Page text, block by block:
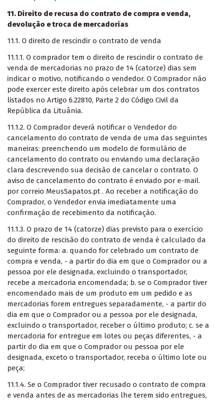
11. Direito de recusa do contrato de compra e venda,
devolução e troca de mercadorias
11.1. O direito de rescindir o contrato de venda
11.1.1. O comprador tem o direito de rescindir o contrato de
venda de mercadorias no prazo de 14 (catorze) dias sem
indicar o motivo, notificando o vendedor. O Comprador não
pode exercer este direito após celebrar um dos contratos
listados no Artigo 6.22810, Parte 2 do Código Civil da
República da Lituânia.
11.1.2. O Comprador deverá notificar o Vendedor do
cancelamento do contrato de venda de uma das seguintes
maneiras: preenchendo um modelo de formulário de
cancelamento do contrato ou enviando uma declaração
clara descrevendo sua decisão de cancelar o contrato. O
aviso de cancelamento do contrato é enviado por e-mail.
por correio MeusSapatos.pt . Ao receber a notificação do
Comprador, o Vendedor envia imediatamente uma
confirmação de recebimento da notificação.
11.1.3. O prazo de 14 (catorze) dias previsto para o exercício
do direito de rescisão do contrato de venda é calculado da
seguinte forma: a. quando for celebrado um contrato de
compra e venda, - a partir do dia em que o Comprador ou a
pessoa por ele designada, excluindo o transportador,
recebe a mercadoria encomendada; b. se o Comprador tiver
encomendado mais de um produto em um pedido e as
mercadorias forem entregues separadamente, - a partir do
dia em que o Comprador ou a pessoa por ele designada,
excluindo o transportador, receber o último produto; c. se a
mercadoria for entregue em lotes ou peças diferentes, - a
partir do dia em que o Comprador ou pessoa por ele
designada, exceto o transportador, receba o último lote ou
peça;
11.1.4. Se o Comprador tiver recusado o contrato de compra
e venda antes de as mercadorias lhe terem sido entregues,